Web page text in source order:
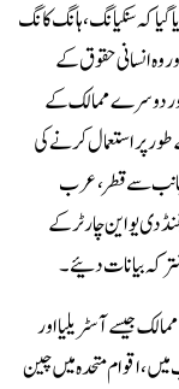
کہ سنکیانگ، ہانگ کانگ
وہ انسانی حقوق کے
دوسرے ممالک کے
پر استعمال کرنے کی
جانب سے قطر،عرب
دی یو این چارٹر کے
بیانات دئیے۔
جیسے آسٹریلیا اور
اقوام متحدہ میں چین